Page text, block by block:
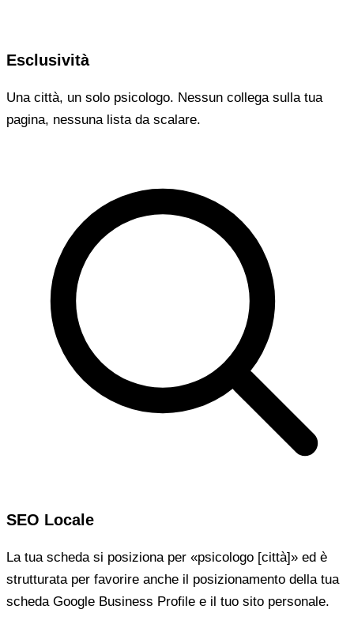
Esclusività
Una città, un solo psicologo. Nessun collega sulla tua
pagina, nessuna lista da scalare.
SEO Locale
La tua scheda si posiziona per «psicologo [città]» ed è
strutturata per favorire anche il posizionamento della tua
scheda Google Business Profile e il tuo sito personale.